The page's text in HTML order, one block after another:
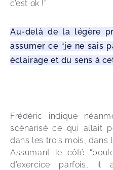
c’est ok !”
Au-delà de la légère
assumer ce “je ne sais
éclairage et du sens à
Frédéric indique
scénarisé ce qui allait
dans les trois mois, dans
Assumant le côté
d’exercice parfois, il